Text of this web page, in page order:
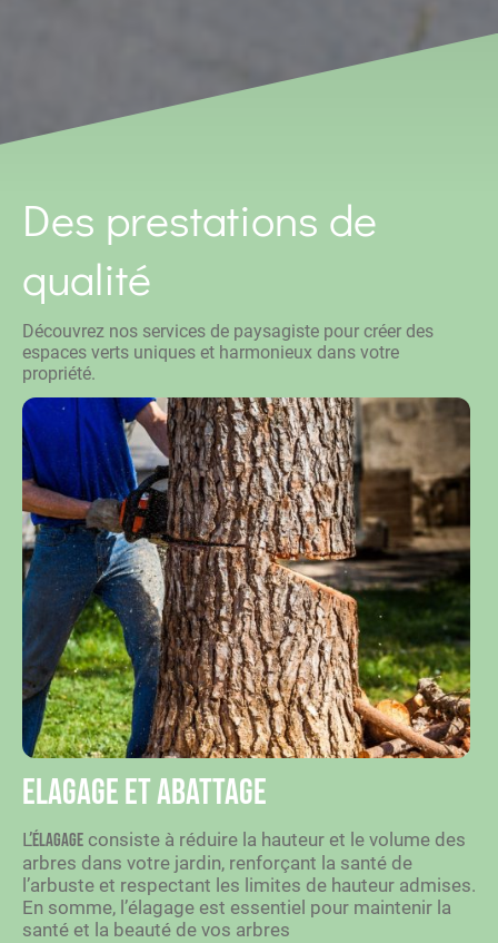
Des prestations de
qualité
Découvrez nos services de paysagiste pour créer des
espaces verts uniques et harmonieux dans votre
propriété.
Elagage et abattage
L’élagage consiste à réduire la hauteur et le volume des
arbres dans votre jardin, renforçant la santé de
l’arbuste et respectant les limites de hauteur admises.
En somme, l’élagage est essentiel pour maintenir la
santé et la beauté de vos arbres